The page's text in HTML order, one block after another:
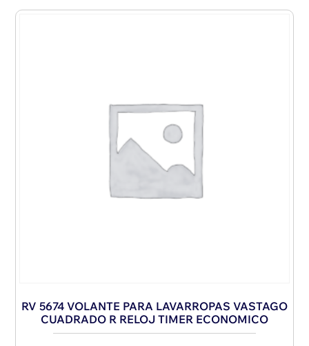
RV 5674 VOLANTE PARA LAVARROPAS VASTAGO
CUADRADO R RELOJ TIMER ECONOMICO